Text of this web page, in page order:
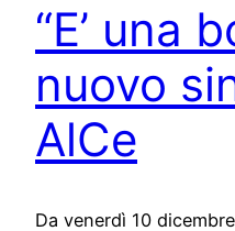
“E’ una
nuovo
AlCe
Da venerdì 10